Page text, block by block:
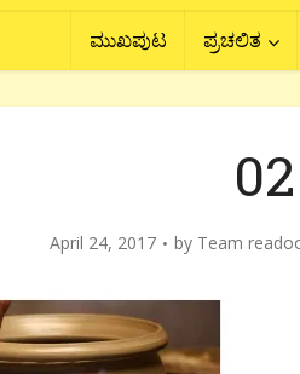
ಮುಖಪುಟ ಪ್ರಚಲಿತ
02
April 24, 2017 by Team